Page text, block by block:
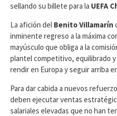
sellando su billete para la UEFA
La afición del Benito Villamarín
inminente regreso a la máxima
mayúsculo que obliga a la
plantel competitivo, equilibrado
rendir en Europa y seguir arriba
​Para dar cabida a nuevos
deben ejecutar ventas
salariales elevadas que no han